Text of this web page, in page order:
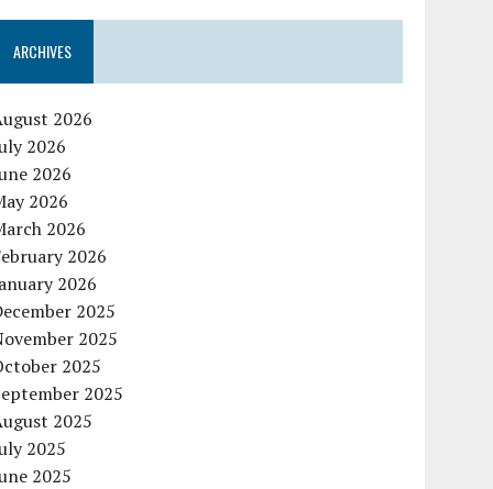
ARCHIVES
2026
2026
2026
2026
2026
2026
2026
2025
2025
2025
2025
2025
2025
2025